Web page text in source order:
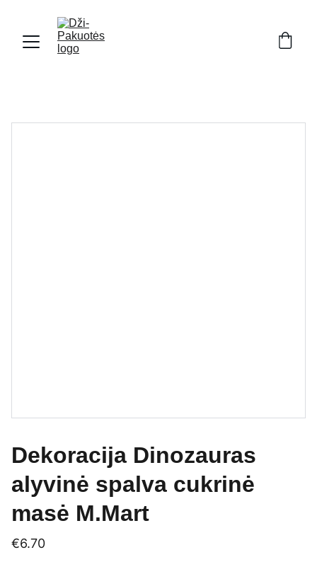
Dekoracija Dinozauras
alyvinė spalva cukrinė
masė M.Mart
€6.70